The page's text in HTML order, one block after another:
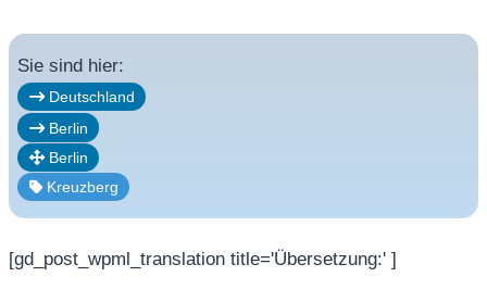
Sie sind hier:
Deutschland
Berlin
Berlin
Kreuzberg
[gd_post_wpml_translation title='Übersetzung:' ]